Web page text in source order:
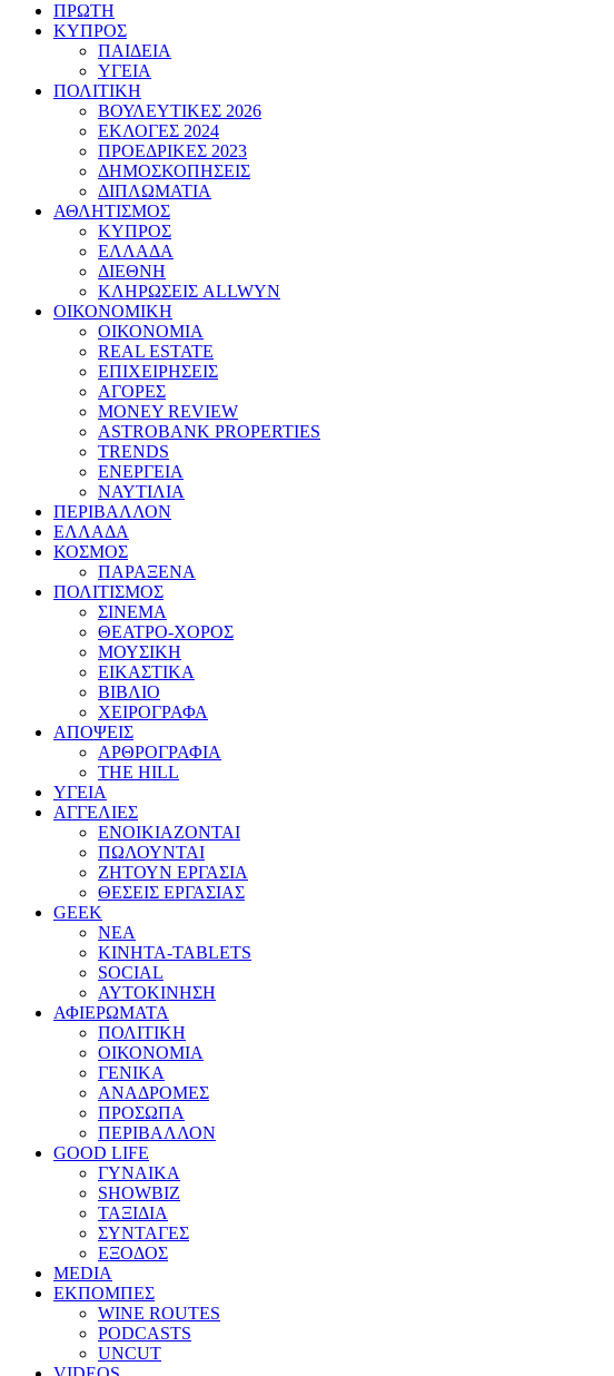
ΠΡΩΤΗ
ΚΥΠΡΟΣ
ΠΑΙΔΕΙΑ
ΥΓΕΙΑ
ΠΟΛΙΤΙΚΗ
ΒΟΥΛΕΥΤΙΚΕΣ 2026
ΕΚΛΟΓΕΣ 2024
ΠΡΟΕΔΡΙΚΕΣ 2023
ΔΗΜΟΣΚΟΠΗΣΕΙΣ
ΔΙΠΛΩΜΑΤΙΑ
ΑΘΛΗΤΙΣΜΟΣ
ΚΥΠΡΟΣ
ΕΛΛΑΔΑ
ΔΙΕΘΝΗ
ΚΛΗΡΩΣΕΙΣ ALLWYN
ΟΙΚΟΝΟΜΙΚΗ
ΟΙΚΟΝΟΜΙΑ
REAL ESTATE
ΕΠΙΧΕΙΡΗΣΕΙΣ
ΑΓΟΡΕΣ
MONEY REVIEW
ASTROBANK PROPERTIES
TRENDS
ΕΝΕΡΓΕΙΑ
ΝΑΥΤΙΛΙΑ
ΠΕΡΙΒΑΛΛΟΝ
ΕΛΛΑΔΑ
ΚΟΣΜΟΣ
ΠΑΡΑΞΕΝΑ
ΠΟΛΙΤΙΣΜΟΣ
ΣΙΝΕΜΑ
ΘΕΑΤΡΟ-ΧΟΡΟΣ
ΜΟΥΣΙΚΗ
ΕΙΚΑΣΤΙΚΑ
ΒΙΒΛΙΟ
ΧΕΙΡΟΓΡΑΦΑ
ΑΠΟΨΕΙΣ
ΑΡΘΡΟΓΡΑΦΙΑ
THE HILL
ΥΓΕΙΑ
ΑΓΓΕΛΙΕΣ
ΕΝΟΙΚΙΑΖΟΝΤΑΙ
ΠΩΛΟΥΝΤΑΙ
ΖΗΤΟΥΝ ΕΡΓΑΣΙΑ
ΘΕΣΕΙΣ ΕΡΓΑΣΙΑΣ
GEEK
ΝΕΑ
ΚΙΝΗΤΑ-TABLETS
SOCIAL
ΑΥΤΟΚΙΝΗΣΗ
ΑΦΙΕΡΩΜΑΤΑ
ΠΟΛΙΤΙΚΗ
ΟΙΚΟΝΟΜΙΑ
ΓΕΝΙΚΑ
ΑΝΑΔΡΟΜΕΣ
ΠΡΟΣΩΠΑ
ΠΕΡΙΒΑΛΛΟΝ
GOOD LIFE
ΓΥΝΑΙΚΑ
SHOWBIZ
ΤΑΞΙΔΙΑ
ΣΥΝΤΑΓΕΣ
ΕΞΟΔΟΣ
MEDIA
ΕΚΠΟΜΠΕΣ
WINE ROUTES
PODCASTS
UNCUT